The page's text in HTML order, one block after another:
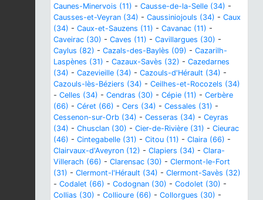
Caunes-Minervois (11) - Causse-de-la-Selle (34) -
Causses-et-Veyran (34) - Caussiniojouls (34) - Caux
(34) - Caux-et-Sauzens (11) - Cavanac (11) -
Caveirac (30) - Caves (11) - Cavillargues (30) -
Caylus (82) - Cazals-des-Baylès (09) - Cazarilh-
Laspènes (31) - Cazaux-Savès (32) - Cazedarnes
(34) - Cazevieille (34) - Cazouls-d'Hérault (34) -
Cazouls-lès-Béziers (34) - Ceilhes-et-Rocozels (34)
- Celles (34) - Cendras (30) - Cépie (11) - Cerbère
(66) - Céret (66) - Cers (34) - Cessales (31) -
Cessenon-sur-Orb (34) - Cesseras (34) - Ceyras
(34) - Chusclan (30) - Cier-de-Rivière (31) - Cieurac
(46) - Cintegabelle (31) - Citou (11) - Claira (66) -
Clairvaux-d'Aveyron (12) - Clapiers (34) - Clara-
Villerach (66) - Clarensac (30) - Clermont-le-Fort
(31) - Clermont-l'Hérault (34) - Clermont-Savès (32)
- Codalet (66) - Codognan (30) - Codolet (30) -
Collias (30) - Collioure (66) - Collorgues (30) -